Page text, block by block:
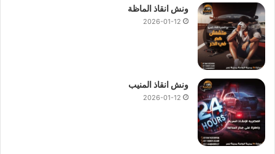
ونش انقاذ الماظة
2026-01-12
ونش انقاذ المنيب
2026-01-12